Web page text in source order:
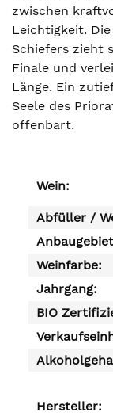
zwischen
Leichtigkeit.
Schiefers zieht
Finale und
Länge. Ein
Seele des
offenbart.
Wein:
Abfüller /
Weinfarbe:
Jahrgang:
BIO
Hersteller: